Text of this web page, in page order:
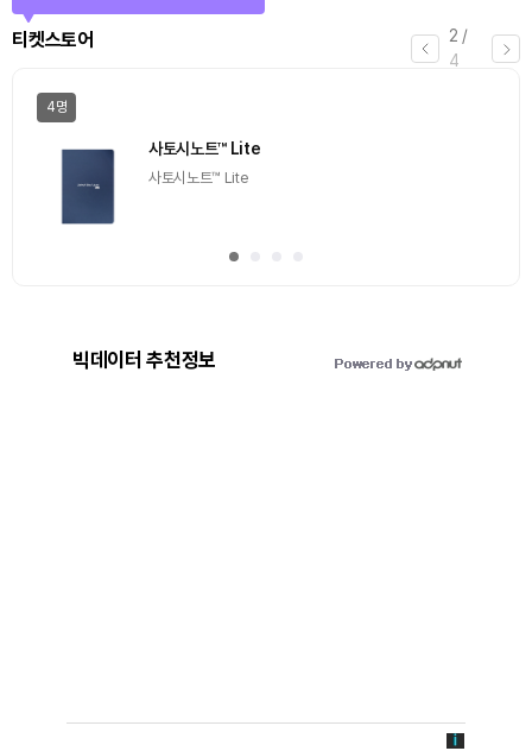
3 /
4
에어드랍
일반
[Episode 12] IXO™2024 참여하고, 2억원 상당 에어
드랍 받자!
빅데이터 추천정보